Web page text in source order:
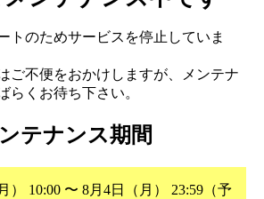
トのためサービスを停止していま
ご不便をおかけしますが、メンテナ
らくお待ち下さい。
テナンス期間
） 10:00 〜 8月4日（月） 23:59（予